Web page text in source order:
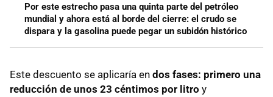
Por este estrecho pasa una quinta parte del petróleo
mundial y ahora está al borde del cierre: el crudo se
dispara y la gasolina puede pegar un subidón histórico
Este descuento se aplicaría en dos fases: primero una
reducción de unos 23 céntimos por litro y